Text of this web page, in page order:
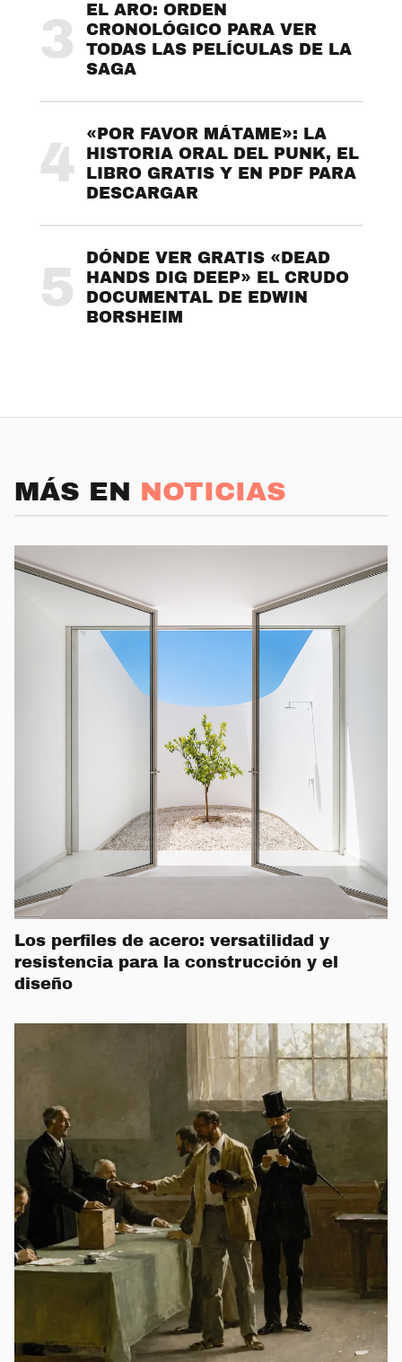
3
EL ARO: ORDEN
CRONOLÓGICO PARA VER
TODAS LAS PELÍCULAS DE LA
SAGA
4
«POR FAVOR MÁTAME»: LA
HISTORIA ORAL DEL PUNK, EL
LIBRO GRATIS Y EN PDF PARA
DESCARGAR
5
DÓNDE VER GRATIS «DEAD
HANDS DIG DEEP» EL CRUDO
DOCUMENTAL DE EDWIN
BORSHEIM
MÁS EN NOTICIAS
Los perfiles de acero: versatilidad y
resistencia para la construcción y el
diseño